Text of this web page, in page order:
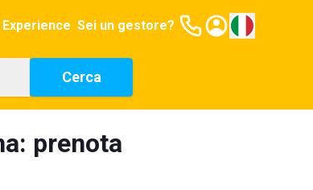
Experience Sei un gestore?
Cerca
prenota